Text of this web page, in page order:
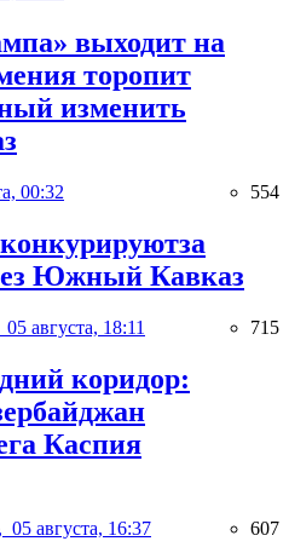
выходит на
торопит
изменить
00:32 554
Южный Кавказ
05 августа, 18:11 715
коридор:
Каспия
05 августа, 16:37 607